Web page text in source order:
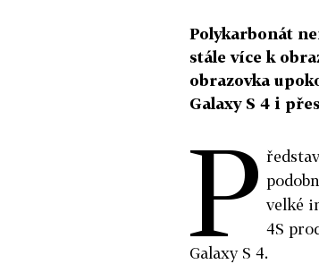
Polykarbonát
stále více k
obrazovka
Galaxy S 4 i
P velké
4S
Galaxy S 4.